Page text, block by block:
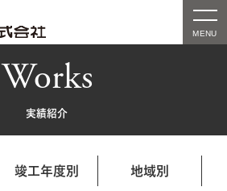
Works
実績紹介
竣工年度別 地域別